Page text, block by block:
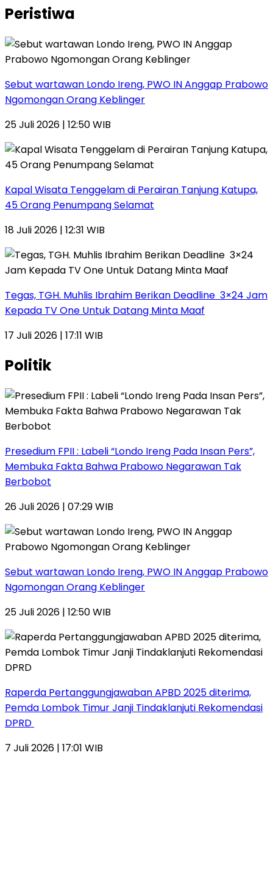
Peristiwa
Sebut wartawan Londo Ireng, PWO IN Anggap Prabowo
Ngomongan Orang Keblinger
25 Juli 2026 | 12:50 WIB
Kapal Wisata Tenggelam di Perairan Tanjung Katupa,
45 Orang Penumpang Selamat
18 Juli 2026 | 12:31 WIB
Tegas, TGH. Muhlis Ibrahim Berikan Deadline 3×24 Jam
Kepada TV One Untuk Datang Minta Maaf
17 Juli 2026 | 17:11 WIB
Politik
Presedium FPII : Labeli “Londo Ireng Pada Insan Pers”,
Membuka Fakta Bahwa Prabowo Negarawan Tak
Berbobot
26 Juli 2026 | 07:29 WIB
Sebut wartawan Londo Ireng, PWO IN Anggap Prabowo
Ngomongan Orang Keblinger
25 Juli 2026 | 12:50 WIB
Raperda Pertanggungjawaban APBD 2025 diterima,
Pemda Lombok Timur Janji Tindaklanjuti Rekomendasi
DPRD
7 Juli 2026 | 17:01 WIB